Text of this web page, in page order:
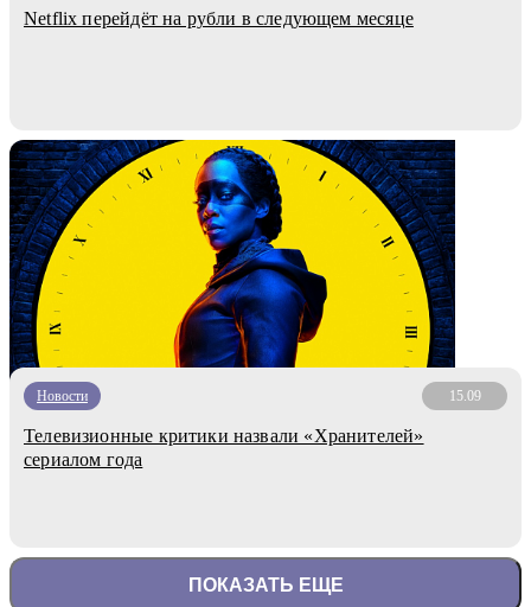
Netflix перейдёт на рубли в следующем месяце
Новости 15.09
Телевизионные критики назвали «Хранителей»
сериалом года
ПОКАЗАТЬ ЕЩЕ